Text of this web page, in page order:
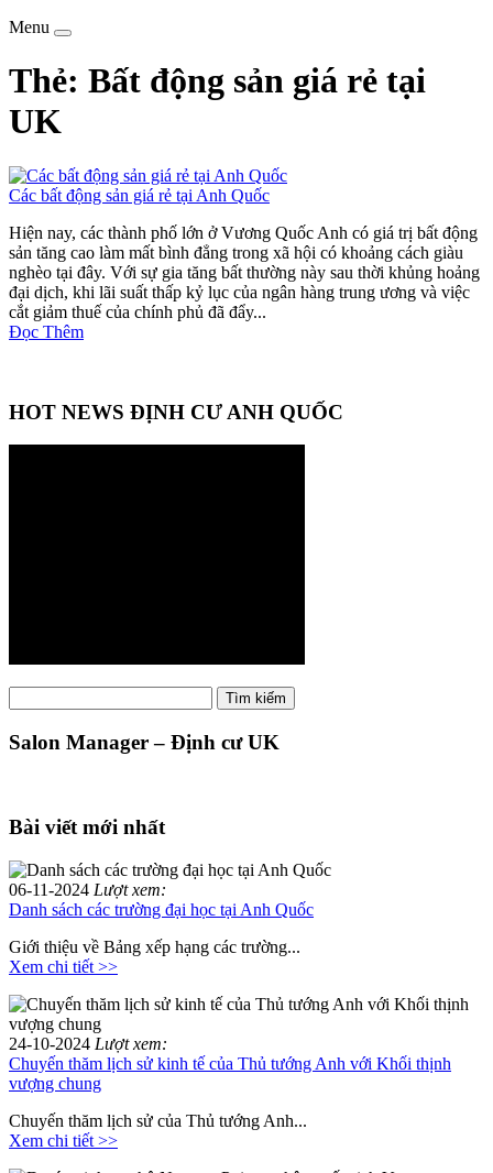
Menu
Thẻ: Bất động sản giá rẻ tại
UK
Các bất động sản giá rẻ tại Anh Quốc
Hiện nay, các thành phố lớn ở Vương Quốc Anh có giá trị bất động
sản tăng cao làm mất bình đẳng trong xã hội có khoảng cách giàu
nghèo tại đây. Với sự gia tăng bất thường này sau thời khủng hoảng
đại dịch, khi lãi suất thấp kỷ lục của ngân hàng trung ương và việc
cắt giảm thuế của chính phủ đã đẩy...
Đọc Thêm
HOT NEWS ĐỊNH CƯ ANH QUỐC
kiếm:
Tìm kiếm
Salon Manager – Định cư UK
Bài viết mới nhất
06-11-2024 Lượt xem:
Danh sách các trường đại học tại Anh Quốc
Giới thiệu về Bảng xếp hạng các trường...
Xem chi tiết >>
24-10-2024 Lượt xem:
Chuyến thăm lịch sử kinh tế của Thủ tướng Anh với Khối thịnh
vượng chung
Chuyến thăm lịch sử của Thủ tướng Anh...
Xem chi tiết >>